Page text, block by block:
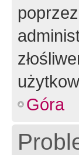
Góra